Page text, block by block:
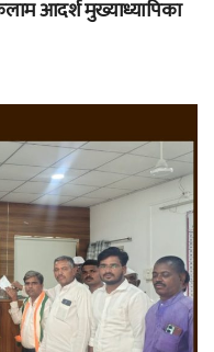
आदर्श मुख्याध्यापिका